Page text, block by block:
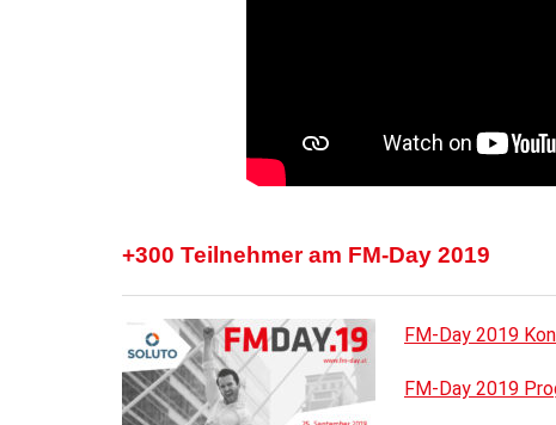
+300 Teilnehmer am FM-Day 2019
FM-Day 2019
FM-Day 2019